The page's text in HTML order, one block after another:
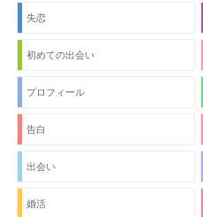
失恋
初めての出会い
プロフィール
告白
出会い
婚活